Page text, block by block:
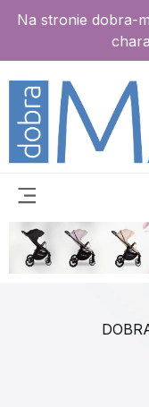
Na stronie dobra-